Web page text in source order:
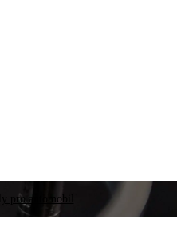
pro automobil